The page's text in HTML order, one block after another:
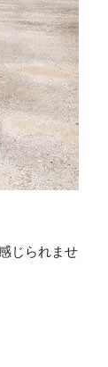
じられませ